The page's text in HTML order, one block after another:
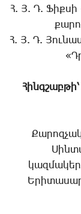
Հ. Յ. Դ.
Հ. Յ. Դ.